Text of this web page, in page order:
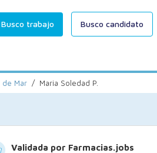
Busco trabajo Busco candidato
de Mar / Maria Soledad P.
Validada por Farmacias.jobs